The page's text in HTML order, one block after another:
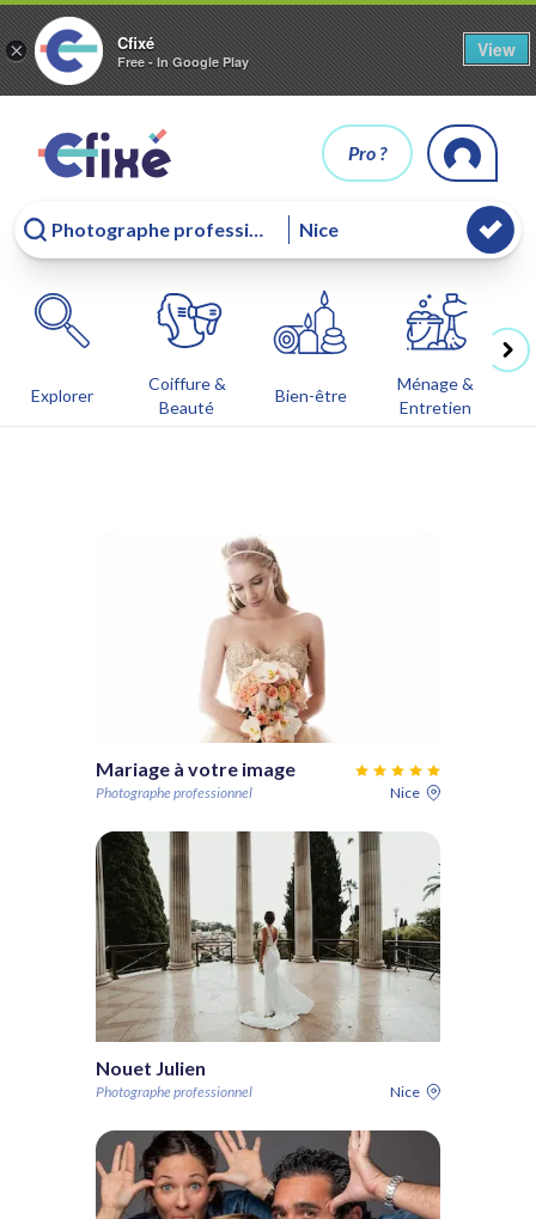
× Cfixé
Free - In Google Play
View
Pro ?
Explorer
Coiffure &
Beauté
Bien-être
Ménage &
Entretien
Mariage à votre image
Photographe professionnel Nice
Nouet Julien
Photographe professionnel Nice